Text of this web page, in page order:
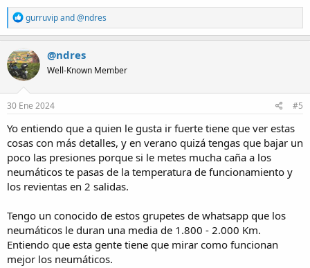
R
e
a
c
t
i
o
n
s
gurruvipand@ndres
@ndres
Well-Known Member
30 Ene 2024 #5
Yo entiendo que a quien le gusta ir fuerte tiene que ver estas
cosas con más detalles, y en verano quizá tengas que bajar un
poco las presiones porque si le metes mucha caña a los
neumáticos te pasas de la temperatura de funcionamiento y
los revientas en 2 salidas.
Tengo un conocido de estos grupetes de whatsapp que los
neumáticos le duran una media de 1.800 - 2.000 Km.
Entiendo que esta gente tiene que mirar como funcionan
mejor los neumáticos.